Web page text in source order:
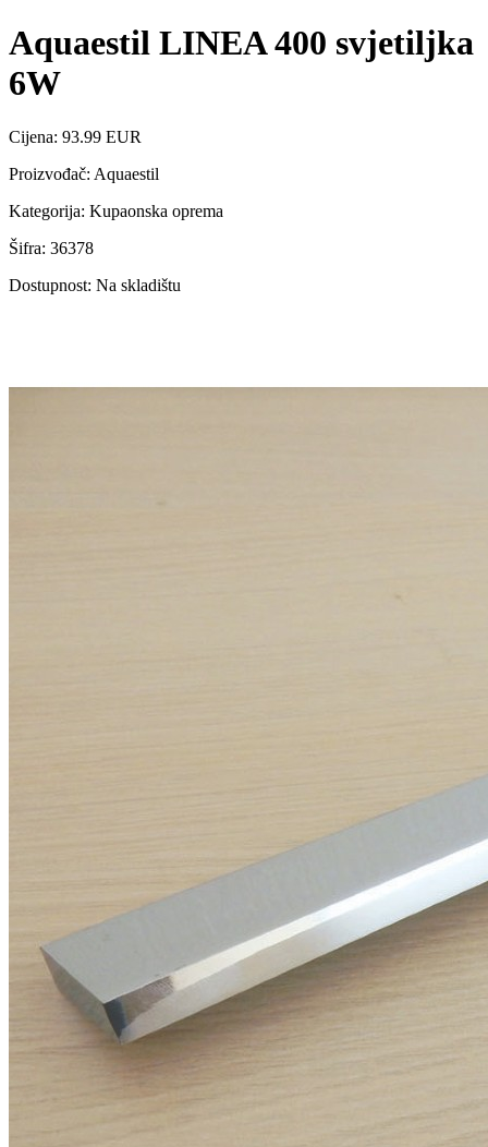
Aquaestil LINEA 400 svjetiljka
6W
Cijena: 93.99 EUR
Proizvođač: Aquaestil
Kategorija: Kupaonska oprema
Šifra: 36378
Dostupnost: Na skladištu